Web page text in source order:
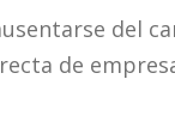
del
de